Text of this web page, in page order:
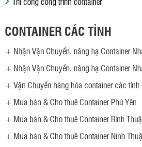
CONTAINER CÁC TỈNH
+ Nhận Vận Chuyển, nâng hạ Container
+ Nhận Vận Chuyển, nâng hạ Container
+ Vận Chuyển hàng hóa container các tỉnh
+ Mua bán & Cho thuê Container Phú Yên
+ Mua bán & Cho thuê Container Bình
+ Mua bán & Cho thuê Container Ninh